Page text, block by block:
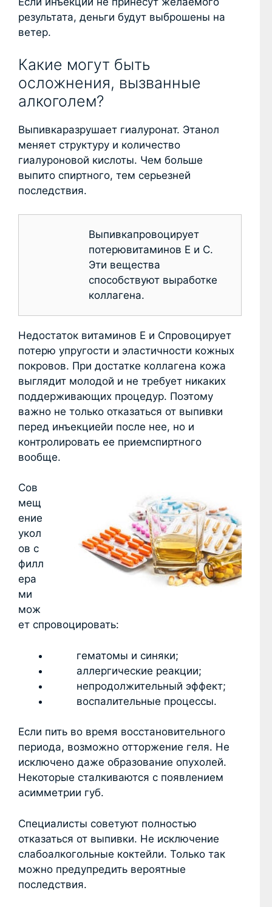
результата, деньги будут выброшены на
ветер.
Какие могут быть
осложнения, вызванные
алкоголем?
Выпивкаразрушает гиалуронат. Этанол
меняет структуру и количество
гиалуроновой кислоты. Чем больше
выпито спиртного, тем серьезней
последствия.
Выпивкапровоцирует
потерювитаминов E и C.
Эти вещества
способствуют выработке
коллагена.
Недостаток витаминов E и Cпровоцирует
потерю упругости и эластичности кожных
покровов. При достатке коллагена кожа
выглядит молодой и не требует никаких
поддерживающих процедур. Поэтому
важно не только отказаться от выпивки
перед инъекциейи после нее, но и
контролировать ее приемспиртного
вообще.
Сов
мещ
ение
укол
ов с
филл
ера
ми
мож
ет спровоцировать:
гематомы и синяки;
аллергические реакции;
непродолжительный эффект;
воспалительные процессы.
Если пить во время восстановительного
периода, возможно отторжение геля. Не
исключено даже образование опухолей.
Некоторые сталкиваются с появлением
асимметрии губ.
Специалисты советуют полностью
отказаться от выпивки. Не исключение
слабоалкогольные коктейли. Только так
можно предупредить вероятные
последствия.